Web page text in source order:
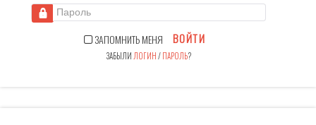
Пароль
ЗАПОМНИТЬ МЕНЯ ВОЙТИ
ЗАБЫЛИ ЛОГИН/ПАРОЛЬ?